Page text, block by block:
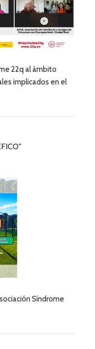
22q al ámbito
implicados en el
Síndrome